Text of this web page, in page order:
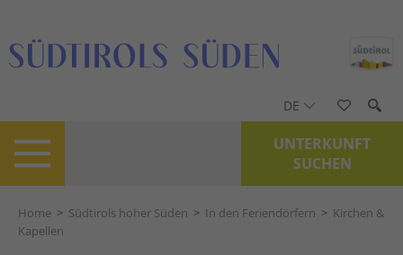
DE
UNTERKUNFT
SUCHEN
Home > Südtirols hoher Süden > In den Feriendörfern > Kirchen &
Kapellen